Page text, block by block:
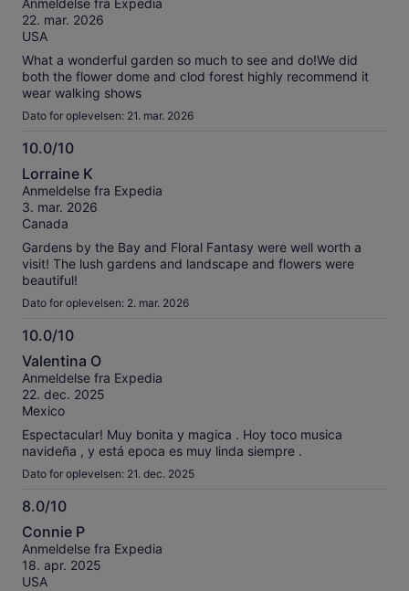
af
10
Anmeldelse fra Expedia
22. mar. 2026
USA
What a wonderful garden so much to see and do!We did
both the flower dome and clod forest highly recommend it
wear walking shows
Dato for oplevelsen: 21. mar. 2026
10.0/10
10.0
ud
af
10
Lorraine K
Anmeldelse fra Expedia
3. mar. 2026
Canada
Gardens by the Bay and Floral Fantasy were well worth a
visit! The lush gardens and landscape and flowers were
beautiful!
Dato for oplevelsen: 2. mar. 2026
10.0/10
10.0
ud
af
10
Valentina O
Anmeldelse fra Expedia
22. dec. 2025
Mexico
Espectacular! Muy bonita y magica . Hoy toco musica
navideña , y está epoca es muy linda siempre .
Dato for oplevelsen: 21. dec. 2025
8.0/10
8.0
ud
af
10
Connie P
Anmeldelse fra Expedia
18. apr. 2025
USA